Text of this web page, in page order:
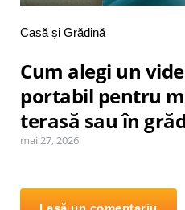
Posted
Casă și Grădină
Cum alegi un
portabil pentru
terasă sau în
mai 27, 2026